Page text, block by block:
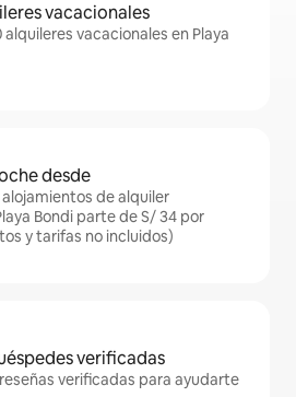
vacacionales
alquileres vacacionales en Playa
desde
alojamientos de alquiler
Bondi parte de S/ 34 por
y tarifas no incluidos)
verificadas
verificadas para ayudarte